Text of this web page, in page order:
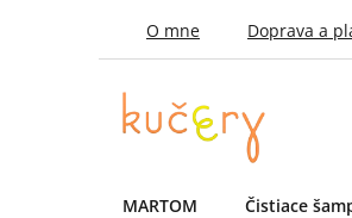
O mne Doprava a
MARTOM Čistiace